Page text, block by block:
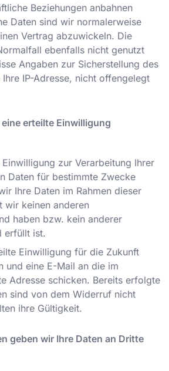
Beziehungen anbahnen
Daten sind wir normalerweise
Vertrag abzuwickeln. Die
ebenfalls nicht genutzt
Angaben zur Sicherstellung des
IP-Adresse, nicht offengelegt
erteilte Einwilligung
Einwilligung zur Verarbeitung Ihrer
Daten für bestimmte Zwecke
Ihre Daten im Rahmen dieser
wir keinen anderen
haben bzw. kein anderer
erfüllt ist.
Einwilligung für die Zukunft
und eine E-Mail an die im
Adresse schicken. Bereits erfolgte
sind von dem Widerruf nicht
ihre Gültigkeit.
geben wir Ihre Daten an Dritte